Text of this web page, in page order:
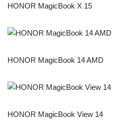
HONOR MagicBook X 15
HONOR MagicBook 14 AMD
HONOR MagicBook View 14